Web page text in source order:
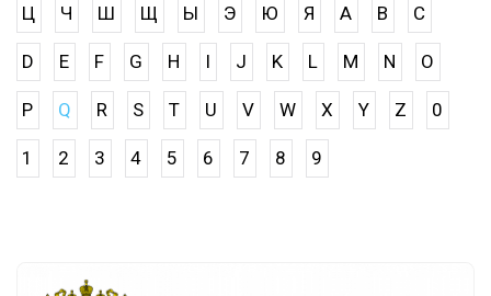
Ц Ч Ш Щ Ы Э Ю Я A B C
D E F G H I J K L M N O
P Q R S T U V W X Y Z 0
1 2 3 4 5 6 7 8 9